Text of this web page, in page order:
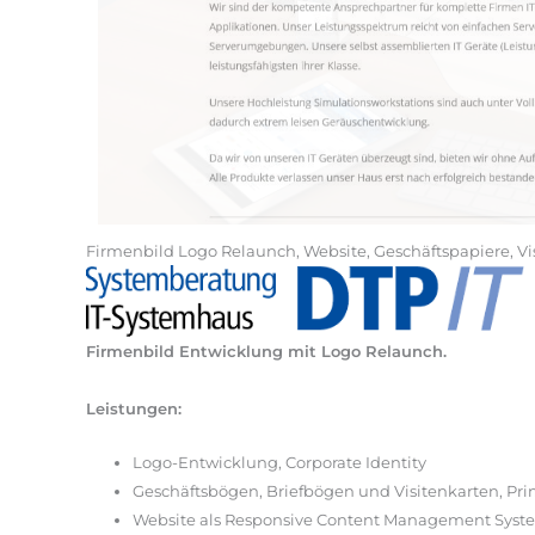
Firmenbild Logo Relaunch, Website, Geschäftspapiere,
Firmenbild Entwicklung mit Logo Relaunch.
Leistungen:
Logo-Entwicklung, Corporate Identity
Geschäftsbögen, Briefbögen und Visitenkarten,
Website als Responsive Content Management